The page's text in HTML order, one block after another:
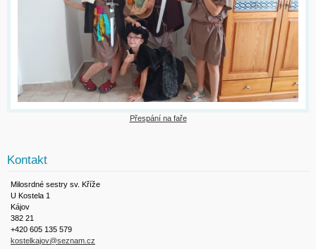
Přespání na faře
Kontakt
Milosrdné sestry sv. Kříže
U Kostela 1
Kájov
382 21
+420 605 135 579
kostelkajov@seznam.cz